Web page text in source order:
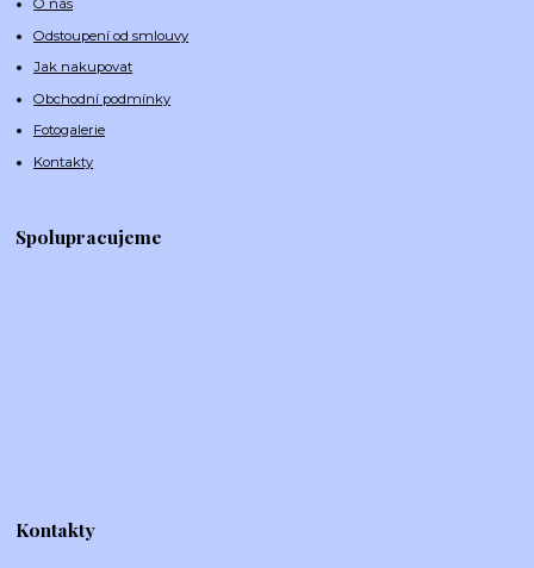
O nás
Odstoupení od smlouvy
Jak nakupovat
Obchodní podmínky
Fotogalerie
Kontakty
Spolupracujeme
Kontakty